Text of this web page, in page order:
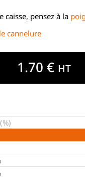
pensez à la
cannelure
1.70 € HT